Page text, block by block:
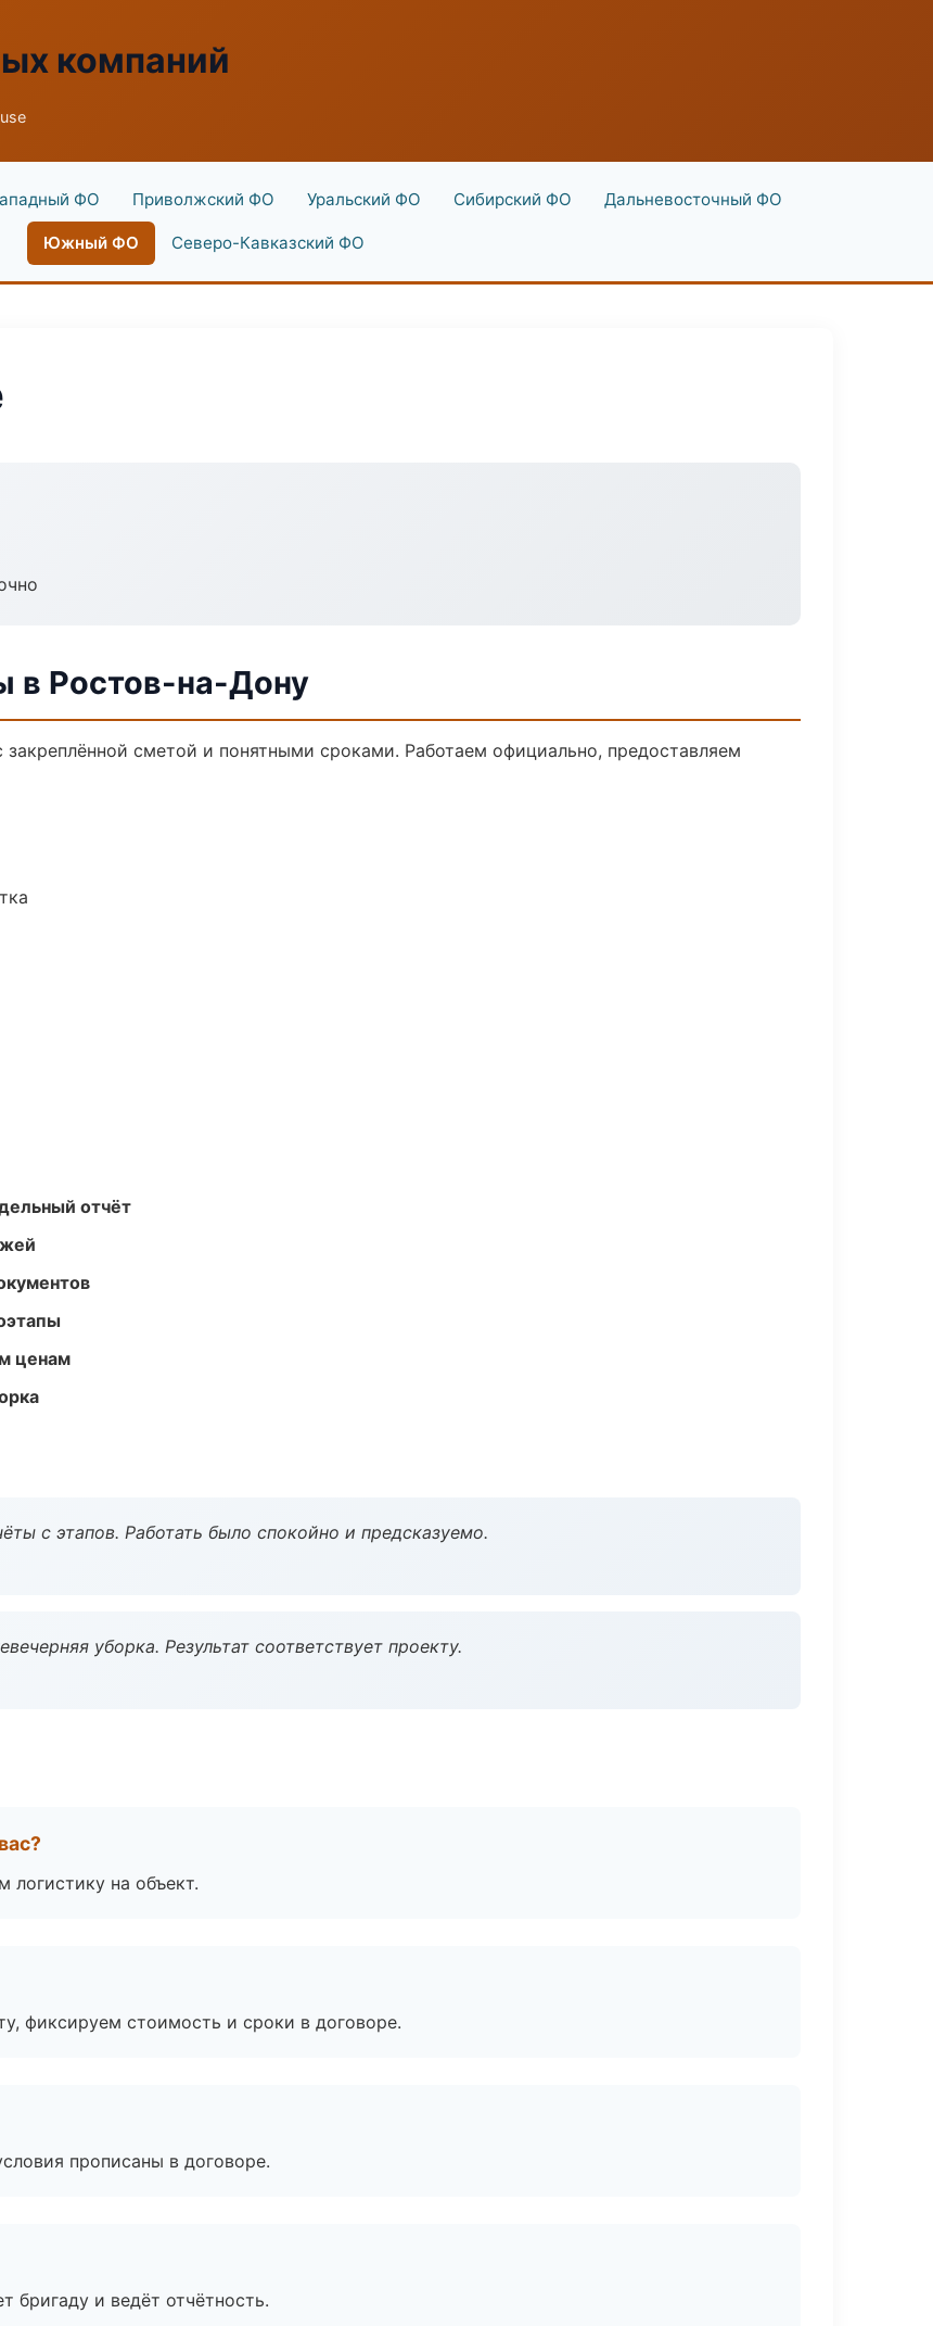
компаний
ФО Приволжский ФО Уральский ФО Сибирский ФО Дальневосточный ФО
Южный ФО Северо-Кавказский ФО
в Ростов-на-Дону
сметой и понятными сроками. Работаем официально, предоставляем
отчёт
ценам
с этапов. Работать было спокойно и предсказуемо.
уборка. Результат соответствует проекту.
на объект.
фиксируем стоимость и сроки в договоре.
прописаны в договоре.
бригаду и ведёт отчётность.